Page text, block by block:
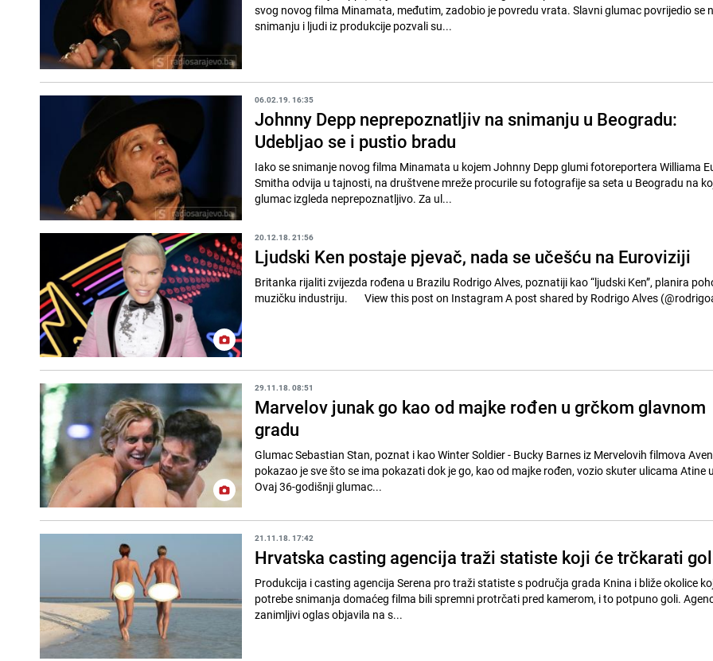
svog novog filma Minamata, međutim, zadobio je povredu vrata. Slavni glumac povrijedio se
snimanju i ljudi iz produkcije pozvali su...
06.02.19. 16:35
Johnny Depp neprepoznatljiv na snimanju u Beogradu:
Udebljao se i pustio bradu
Iako se snimanje novog filma Minamata u kojem Johnny Depp glumi fotoreportera Williama
Smitha odvija u tajnosti, na društvene mreže procurile su fotografije sa seta u Beogradu na
glumac izgleda neprepoznatljivo. Za ul...
20.12.18. 21:56
Ljudski Ken postaje pjevač, nada se učešću na Euroviziji
Britanka rijaliti zvijezda rođena u Brazilu Rodrigo Alves, poznatiji kao “ljudski Ken”, planira
muzičku industriju. View this post on Instagram A post shared by Rodrigo Alves
29.11.18. 08:51
Marvelov junak go kao od majke rođen u grčkom glavnom
gradu
Glumac Sebastian Stan, poznat i kao Winter Soldier - Bucky Barnes iz Mervelovih filmova
pokazao je sve što se ima pokazati dok je go, kao od majke rođen, vozio skuter ulicama Atine
Ovaj 36-godišnji glumac...
21.11.18. 17:42
Hrvatska casting agencija traži statiste koji će trčkarati
Produkcija i casting agencija Serena pro traži statiste s područja grada Knina i bliže okolice
potrebe snimanja domaćeg filma bili spremni protrčati pred kamerom, i to potpuno goli.
zanimljivi oglas objavila na s...